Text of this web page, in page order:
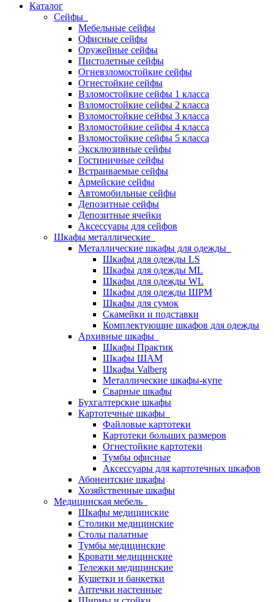
Каталог
Сейфы
Мебельные сейфы
Офисные сейфы
Оружейные сейфы
Пистолетные сейфы
Огневзломостойкие сейфы
Огнестойкие сейфы
Взломостойкие сейфы 1 класса
Взломостойкие сейфы 2 класса
Взломостойкие сейфы 3 класса
Взломостойкие сейфы 4 класса
Взломостойкие сейфы 5 класса
Эксклюзивные сейфы
Гостиничные сейфы
Встраиваемые сейфы
Армейские сейфы
Автомобильные сейфы
Депозитные сейфы
Депозитные ячейки
Аксессуары для сейфов
Шкафы металлические
Металлические шкафы для одежды
Шкафы для одежды LS
Шкафы для одежды ML
Шкафы для одежды WL
Шкафы для одежды ШРМ
Шкафы для сумок
Скамейки и подставки
Комплектующие шкафов для одежды
Архивные шкафы
Шкафы Практик
Шкафы ШАМ
Шкафы Valberg
Металлические шкафы-купе
Сварные шкафы
Бухгалтерские шкафы
Картотечные шкафы
Файловые картотеки
Картотеки больших размеров
Огнестойкие картотеки
Тумбы офисные
Аксессуары для картотечных шкафов
Абонентские шкафы
Хозяйственные шкафы
Медицинская мебель
Шкафы медицинские
Столики медицинские
Столы палатные
Тумбы медицинские
Кровати медицинские
Тележки медицинские
Кушетки и банкетки
Аптечки настенные